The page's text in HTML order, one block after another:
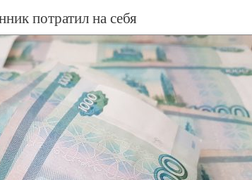
потратил на себя